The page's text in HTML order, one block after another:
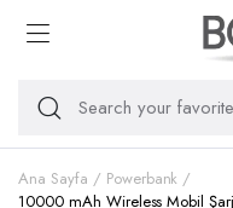
Ana Sayfa
Powerbank
10000 mAh Wireless Mobil